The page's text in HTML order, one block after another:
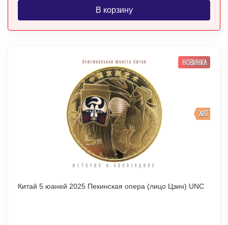
В корзину
ХИТ
НОВИНКА
Китай 5 юаней 2025 Пекинская опера (лицо Цзин) UNC